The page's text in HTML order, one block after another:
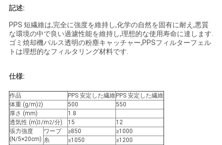
し
な
さ
い
地
図
記述:
PPS 短繊維は,完全に強度を維持し,化学の自然を固有に耐え,悪質
な環境の中で良い過濾性能を維持し,理想的な使用寿命に達します.
ゴミ焼却機パルス透明の粉塵キャッチャー,PPSフィルターフェル
トは理想的なフィルタリング材料です.
仕様:
作品 PPS 安定した繊維 PPS 安定した繊維
体重 (g/m)2) 500
550
厚さ (mm)
1.8
透気性 (m)3/m2/分) 15
12
張力強度
(N/5×20cm)
ワープ ≥850
≥1000
糸
≥1050
≥1200